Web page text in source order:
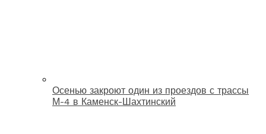
Осенью закроют один из проездов с трассы
М-4 в Каменск-Шахтинский